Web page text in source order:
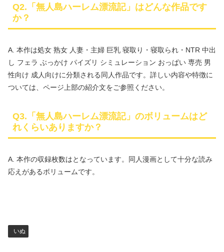
Q2.「無人島ハーレム漂流記」はどんな作品です
か？
A. 本作は処女 熟女 人妻・主婦 巨乳 寝取り・寝取られ・NTR 中出
し フェラ ぶっかけ パイズリ シミュレーション おっぱい 専売 男
性向け 成人向けに分類される同人作品です。詳しい内容や特徴に
ついては、ページ上部の紹介文をご参照ください。
Q3.「無人島ハーレム漂流記」のボリュームはど
れくらいありますか？
A. 本作の収録枚数はとなっています。同人漫画として十分な読み
応えがあるボリュームです。
いぬ